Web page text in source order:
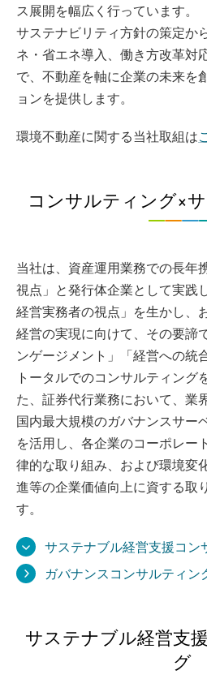
ス展開を幅広く行っています。​
サステナビリティ方針の策定か
ネ・省エネ導入、働き方改革対
で、不動産を軸に企業の未来を
ョンを提供します。​
環境不動産に関する当社取組は
コンサルティング×
当社は、資産運用業務での長年
視点」と発行体企業として実践
経営実務者の視点」を生かし、
経営の実現に向けて、その要諦
ンゲージメント」「経営への統
トータルでのコンサルティング
た、証券代行業務において、業
国内最大規模のガバナンスサー
を活用し、各企業のコーポレー
律的な取り組み、および環境変
進等の企業価値向上に資する取
す。
サステナブル経営支援コン
ガバナンスコンサルティン
サステナブル経営支
グ